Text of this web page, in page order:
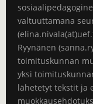
valtuuttamana
Ryynänen
toimituskunnan
yksi
lähetetyt tekstit ja